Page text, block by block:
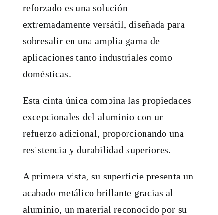
reforzado es una solución
extremadamente versátil, diseñada para
sobresalir en una amplia gama de
aplicaciones tanto industriales como
domésticas.
Esta cinta única combina las propiedades
excepcionales del aluminio con un
refuerzo adicional, proporcionando una
resistencia y durabilidad superiores.
A primera vista, su superficie presenta un
acabado metálico brillante gracias al
aluminio, un material reconocido por su